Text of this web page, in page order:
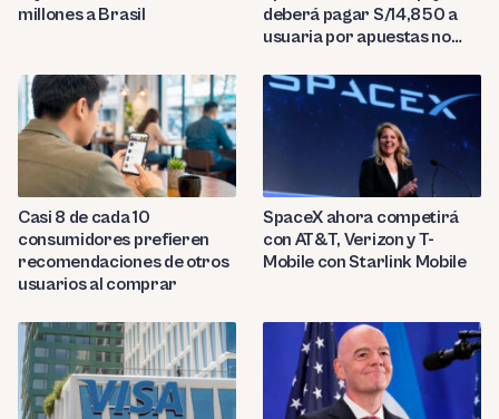
millones a Brasil
deberá pagar S/14,850 a
usuaria por apuestas no
Casi 8 de cada 10
consumidores prefieren
recomendaciones de otros
usuarios al comprar
SpaceX ahora competirá
con AT&T, Verizon y T-
Mobile con Starlink Mobile